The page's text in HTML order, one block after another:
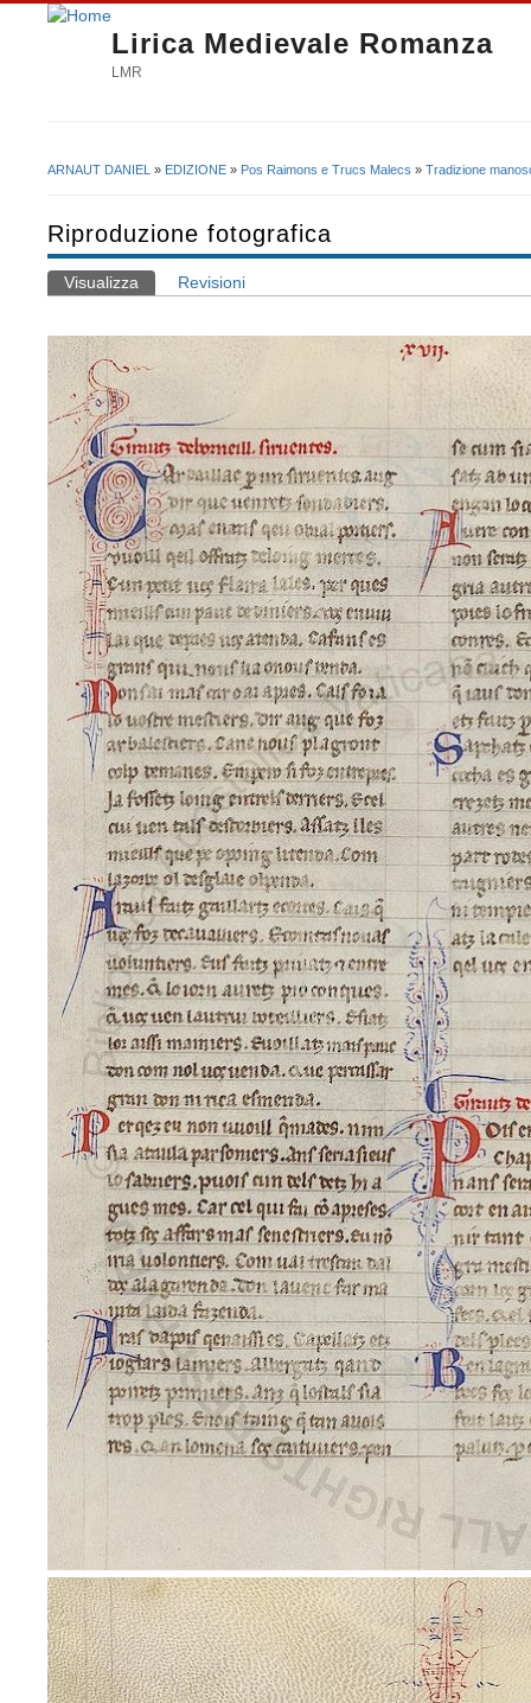
Lirica Medievale Romanza
LMR
ARNAUT DANIEL » EDIZIONE » Pos Raimons e Trucs Malecs » Tradizione
Riproduzione fotografica
Schede primarie
Visualizza (scheda attiva)
Revisioni